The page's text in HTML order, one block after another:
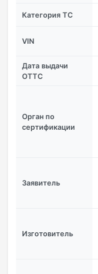
Категория ТС
VIN
Дата выдачи
ОТТС
Орган по
сертификации
Заявитель
Изготовитель